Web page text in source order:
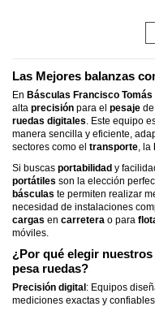
Las Mejores balanzas
En Básculas Francisco Tomás
alta precisión para el pesaje de
ruedas digitales. Este equipo
manera sencilla y eficiente,
sectores como el transporte, la
Si buscas portabilidad y
portátiles son la elección
básculas te permiten realizar
necesidad de instalaciones
cargas en carretera o para
móviles.
¿Por qué elegir
pesa ruedas?
Precisión digital : Equipos
mediciones exactas y